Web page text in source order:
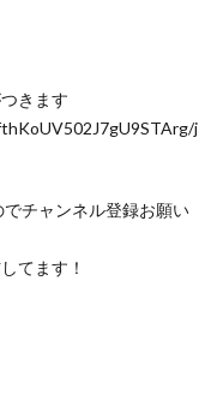
きます
j
チャンネル登録お願い
てます！